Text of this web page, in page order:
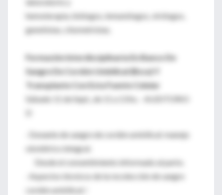
hemoterapia, biólogos, inmunólogos, virólogos,
genetistas, citometristas.
Formación Interdisciplinaria En Banco De
Sangre De Cordón Umbilical (Bscu) Y
Transplante Con Esta Fuente Celular
Sábado 11 de Sept., de 11 a 13 hs. - AUDITORIO
· Donante de sangre de cordón umbilical: manejo
obstétrico integral.
Desde el consentimiento informado al parto.
· Aspectos técnicos de la recolección de sangre
cordón umbilical /